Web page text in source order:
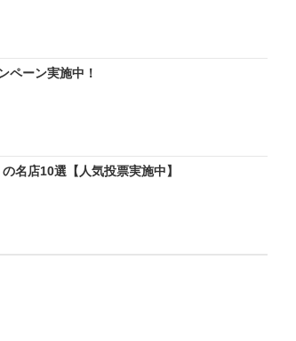
ペーン実施中！
名店10選【人気投票実施中】